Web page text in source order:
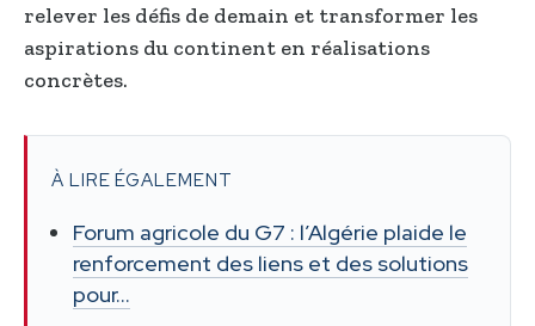
relever les défis de demain et transformer les
aspirations du continent en réalisations
concrètes.
À LIRE ÉGALEMENT
Forum agricole du G7 : l’Algérie plaide le
renforcement des liens et des solutions
pour…